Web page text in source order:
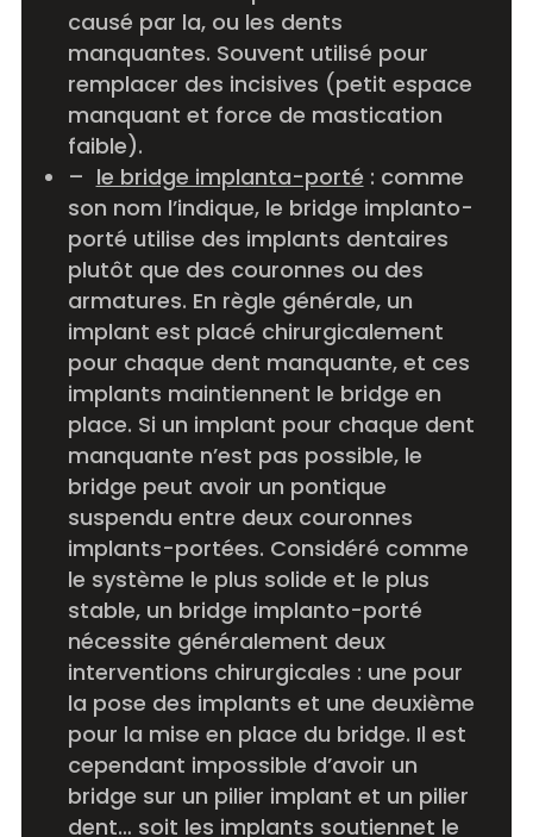
causé par la, ou les dents
manquantes. Souvent utilisé pour
remplacer des incisives (petit espace
manquant et force de mastication
faible).
– le bridge implanta-porté : comme
son nom l’indique, le bridge implanto-
porté utilise des implants dentaires
plutôt que des couronnes ou des
armatures. En règle générale, un
implant est placé chirurgicalement
pour chaque dent manquante, et ces
implants maintiennent le bridge en
place. Si un implant pour chaque dent
manquante n’est pas possible, le
bridge peut avoir un pontique
suspendu entre deux couronnes
implants-portées. Considéré comme
le système le plus solide et le plus
stable, un bridge implanto-porté
nécessite généralement deux
interventions chirurgicales : une pour
la pose des implants et une deuxième
pour la mise en place du bridge. Il est
cependant impossible d’avoir un
bridge sur un pilier implant et un pilier
dent… soit les implants soutiennet le